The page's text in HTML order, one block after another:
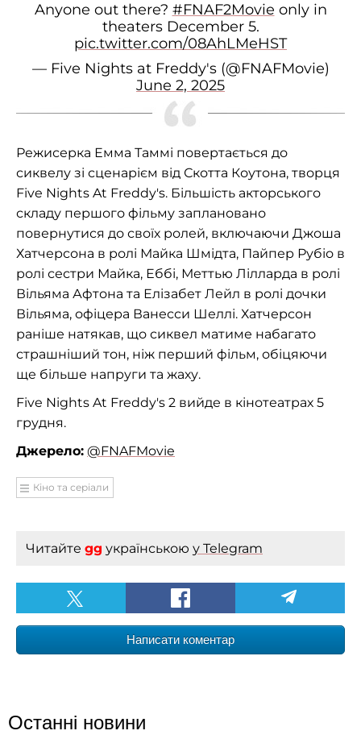
Anyone out there? #FNAF2Movie only in
theaters December 5.
pic.twitter.com/08AhLMeHST
— Five Nights at Freddy's (@FNAFMovie)
June 2, 2025
Режисерка Емма Таммі повертається до
сиквелу зі сценарієм від Скотта Коутона, творця
Five Nights At Freddy's. Більшість акторського
складу першого фільму заплановано
повернутися до своїх ролей, включаючи Джоша
Хатчерсона в ролі Майка Шмідта, Пайпер Рубіо в
ролі сестри Майка, Еббі, Меттью Лілларда в ролі
Вільяма Афтона та Елізабет Лейл в ролі дочки
Вільяма, офіцера Ванесси Шеллі. Хатчерсон
раніше натякав, що сиквел матиме набагато
страшніший тон, ніж перший фільм, обіцяючи
ще більше напруги та жаху.
Five Nights At Freddy's 2 вийде в кінотеатрах 5
грудня.
Джерело: @FNAFMovie
Кіно та серіали
Читайте gg українською у Telegram
Написати коментар
Останні новини